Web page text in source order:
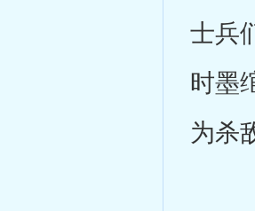
士兵
时墨
为杀